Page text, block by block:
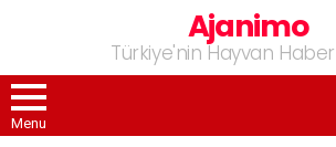
Ajanimo
Türkiye'nin Hayvan
Menu